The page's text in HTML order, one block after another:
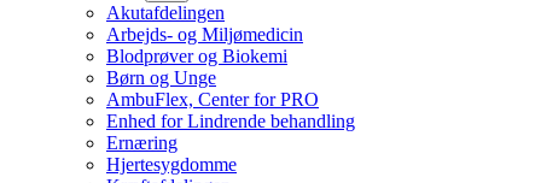
Akutafdelingen
Arbejds- og Miljømedicin
Blodprøver og Biokemi
Børn og Unge
AmbuFlex, Center for PRO
Enhed for Lindrende behandling
Ernæring
Hjertesygdomme